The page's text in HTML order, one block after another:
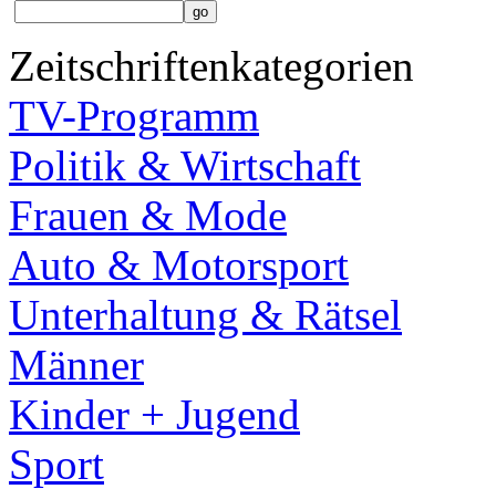
Zeitschriftenkategorien
TV-Programm
Politik & Wirtschaft
Frauen & Mode
Auto & Motorsport
Unterhaltung & Rätsel
Männer
Kinder + Jugend
Sport